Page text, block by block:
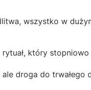
wszystko w
który
droga do